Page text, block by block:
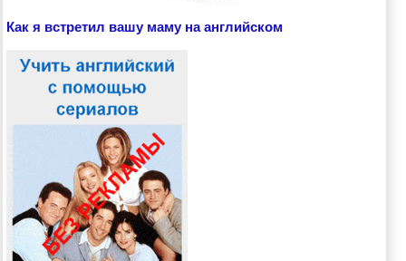
Как я встретил вашу маму на английском